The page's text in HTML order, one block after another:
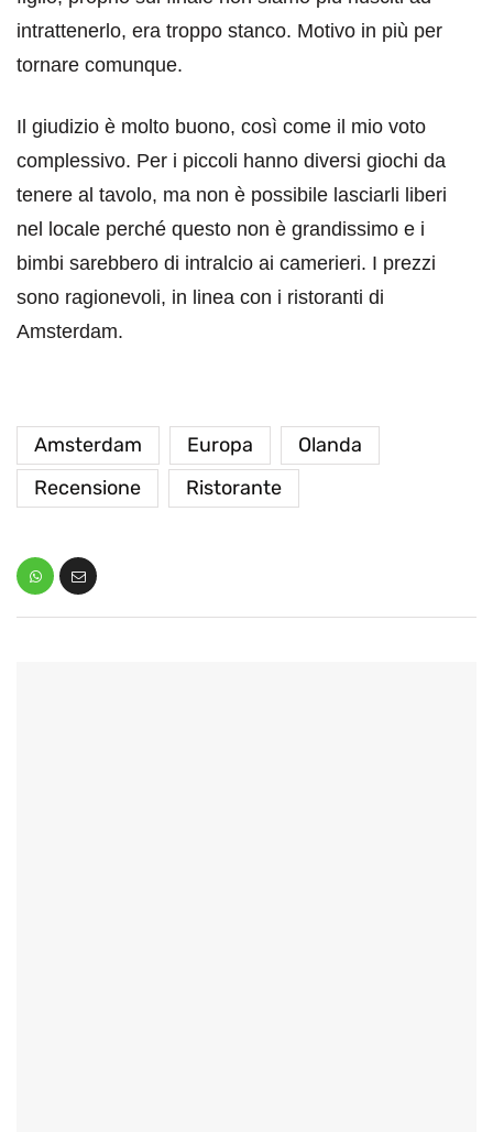
intrattenerlo, era troppo stanco. Motivo in più per
tornare comunque.
Il giudizio è molto buono, così come il mio voto
complessivo. Per i piccoli hanno diversi giochi da
tenere al tavolo, ma non è possibile lasciarli liberi
nel locale perché questo non è grandissimo e i
bimbi sarebbero di intralcio ai camerieri. I prezzi
sono ragionevoli, in linea con i ristoranti di
Amsterdam.
Amsterdam Europa
Olanda
Recensione
Ristorante